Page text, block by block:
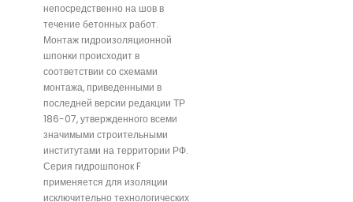
непосредственно на шов в
течение бетонных работ.
Монтаж гидроизоляционной
шпонки происходит в
соответствии со схемами
монтажа, приведенными в
последней версии редакции ТР
186-07, утвержденного всеми
значимыми строительными
институтами на территории РФ.
Серия гидрошпонок F
применяется для изоляции
исключительно технологических